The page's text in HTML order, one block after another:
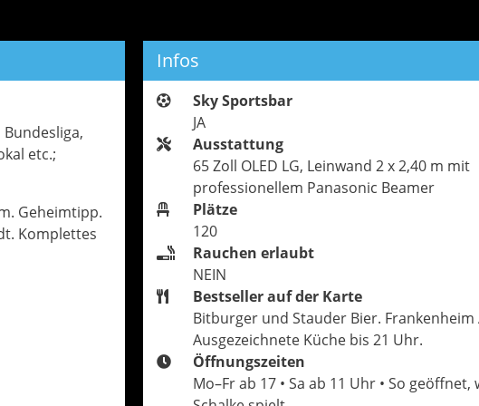
Bundesliga,
etc.;
Geheimtipp.
Komplettes
Infos
Sky Sportsbar
JA
Ausstattung
65 Zoll OLED LG, Leinwand 2 x 2,40 m mit
professionellem Panasonic Beamer
Plätze
120
Rauchen erlaubt
NEIN
Bestseller auf der Karte
Bitburger und Stauder Bier. Frankenheim
Ausgezeichnete Küche bis 21 Uhr.
Öffnungszeiten
Mo–Fr ab 17 • Sa ab 11 Uhr • So geöffnet,